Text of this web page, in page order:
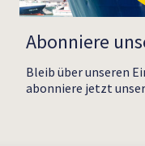
Abonniere
Bleib über unseren
abonniere jetzt